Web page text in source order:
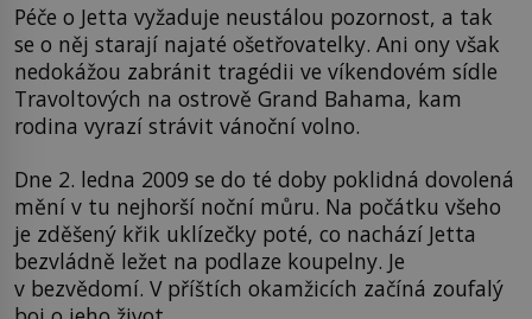
Péče o Jetta vyžaduje neustálou pozornost, a tak
se o něj starají najaté ošetřovatelky. Ani ony však
nedokážou zabránit tragédii ve víkendovém sídle
Travoltových na ostrově Grand Bahama, kam
rodina vyrazí strávit vánoční volno.
Dne 2. ledna 2009 se do té doby poklidná dovolená
mění v tu nejhorší noční můru. Na počátku všeho
je zděšený křik uklízečky poté, co nachází Jetta
bezvládně ležet na podlaze koupelny. Je
v bezvědomí. V příštích okamžicích začíná zoufalý